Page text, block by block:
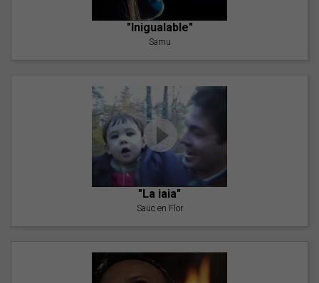
"Inigualable"
Samu
"La iaia"
Saüc en Flor